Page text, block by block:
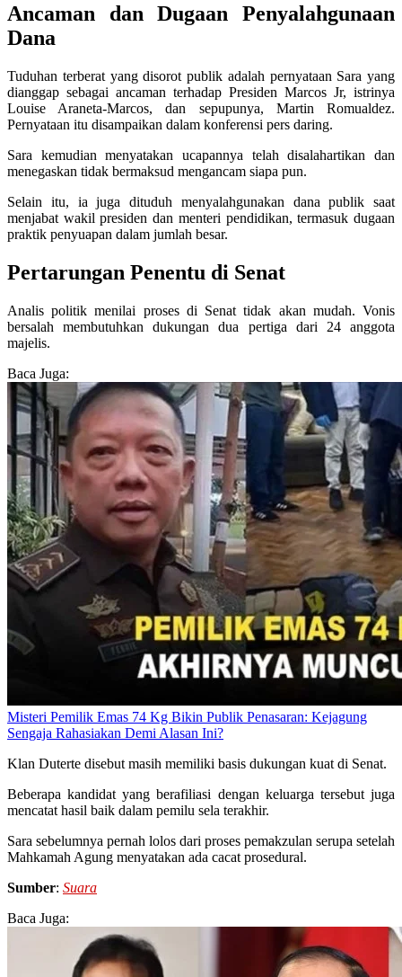
Ancaman dan Dugaan Penyalahgunaan
Dana
Tuduhan terberat yang disorot publik adalah pernyataan Sara yang
dianggap sebagai ancaman terhadap Presiden Marcos Jr, istrinya
Louise Araneta-Marcos, dan sepupunya, Martin Romualdez.
Pernyataan itu disampaikan dalam konferensi pers daring.
Sara kemudian menyatakan ucapannya telah disalahartikan dan
menegaskan tidak bermaksud mengancam siapa pun.
Selain itu, ia juga dituduh menyalahgunakan dana publik saat
menjabat wakil presiden dan menteri pendidikan, termasuk dugaan
praktik penyuapan dalam jumlah besar.
Pertarungan Penentu di Senat
Analis politik menilai proses di Senat tidak akan mudah. Vonis
bersalah membutuhkan dukungan dua pertiga dari 24 anggota
majelis.
Baca Juga:
Misteri Pemilik Emas 74 Kg Bikin Publik Penasaran: Kejagung
Sengaja Rahasiakan Demi Alasan Ini?
Klan Duterte disebut masih memiliki basis dukungan kuat di Senat.
Beberapa kandidat yang berafiliasi dengan keluarga tersebut juga
mencatat hasil baik dalam pemilu sela terakhir.
Sara sebelumnya pernah lolos dari proses pemakzulan serupa setelah
Mahkamah Agung menyatakan ada cacat prosedural.
Sumber: Suara
Baca Juga: